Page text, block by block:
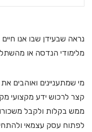
נראה שבעידן שבו אנו
מלימודי הנדסה או
מי שמתעניינים ואוהבים
קצר לרכוש ידע מקצועי
ממש בקלות ולקבל
לפתוח עסק עצמאי